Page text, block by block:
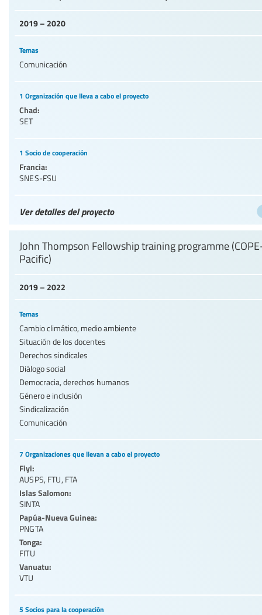
2019 – 2020
Temas
Comunicación
1 Organización que lleva a cabo el proyecto
Chad:
SET
1 Socio de cooperación
Francia:
SNES-FSU
Ver detalles del proyecto
2019 – 2022
John Thompson Fellowship training programme
Pacific)
Temas
Cambio climático, medio ambiente
Situación de los docentes
Derechos sindicales
Diálogo social
Democracia, derechos humanos
Género e inclusión
Sindicalización
Comunicación
7 Organizaciones que llevan a cabo el proyecto
Fiyi:
AUSPS, FTU, FTA
Islas Salomon:
SINTA
Papúa-Nueva Guinea:
PNGTA
Tonga:
FITU
Vanuatu:
VTU
5 Socios para la cooperación